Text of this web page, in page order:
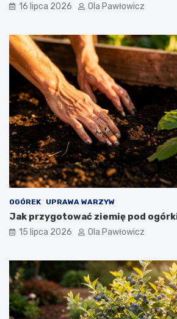
16 lipca 2026 Ola Pawłowicz
OGÓREK UPRAWA WARZYW
Jak przygotować ziemię pod
15 lipca 2026 Ola Pawłowicz